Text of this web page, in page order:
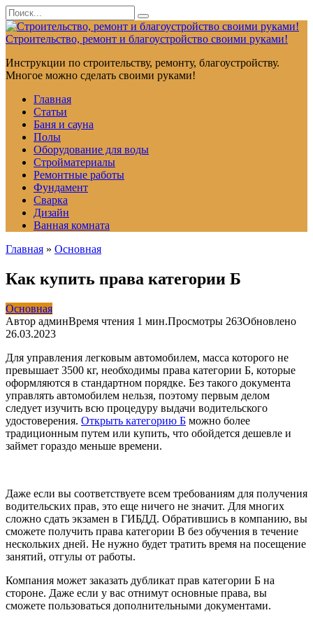
Перейти
к
контенту
Search
for:
Строительство, ремонт и благоустройство своими руками!
Инструкции по строительству, ремонту, благоустройству.
Многое можно сделать своими руками!
Главная
Статьи
Баня и сауна
Полы
Оборудование для воды
Стройматериалы
Ремонтные работы
Фундамент
Сварка
Дизайн
Ванная комната
Главная » Основная
Как купить права категории Б
Основная
Автор админВремя чтения 1 мин.Просмотры 263Обновлено
26.03.2023
Для управления легковым автомобилем, масса которого не
превышает 3500 кг, необходимы права категории Б, которые
оформляются в стандартном порядке. Без такого документа
управлять автомобилем нельзя, поэтому первым делом
следует изучить всю процедуру выдачи водительского
удостоверения. Открыть категорию Б можно более
традиционным путем или купить, что обойдется дешевле и
займет гораздо меньше времени.
Даже если вы соответствуете всем требованиям для получения
водительских прав, это еще ничего не значит. Для многих
сложно сдать экзамен в ГИБДД. Обратившись в компанию, вы
сможете получить права категории В без обучения в течение
нескольких дней. Не нужно будет тратить время на посещение
занятий, отгулы от работы.
Компания может заказать дубликат прав категории Б на
стороне. Даже если у вас отнимут основные права, вы
сможете пользоваться дополнительными документами.